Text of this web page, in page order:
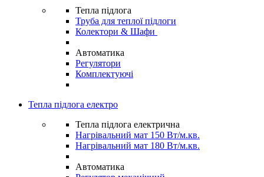
Тепла підлога
Труба для теплої підлоги
Колектори & Шафи
Автоматика
Регулятори
Комплектуючі
Тепла підлога електро
Тепла підлога електрична
Нагрівальний мат 150 Вт/м.кв.
Нагрівальний мат 180 Вт/м.кв.
Автоматика